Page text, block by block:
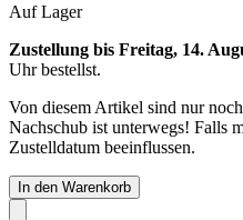
Auf Lager
Zustellung bis Freitag, 14.
Uhrbestellst.
Von diesem Artikel sind nur
Nachschub ist unterwegs! Falls
Zustelldatum beeinflussen.
In den Warenkorb